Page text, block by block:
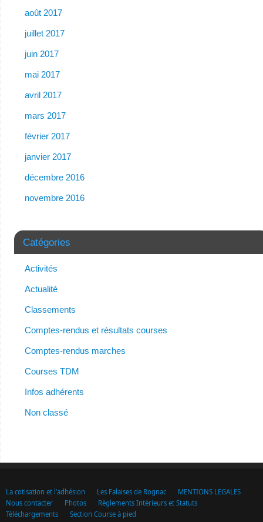
août 2017
juillet 2017
juin 2017
mai 2017
avril 2017
mars 2017
février 2017
janvier 2017
décembre 2016
novembre 2016
Catégories
Activités
Actualité
Classements
Comptes-rendus et résultats courses
Comptes-rendus marches
Courses TDM
Infos adhérents
Non classé
La cotisation et l’adhésion Les Falaises de Rognac
MENTIONS LEGALES
Nous contacter
Photos
Règlements Intérieurs et Statuts
Téléchargements
Section Course à pied